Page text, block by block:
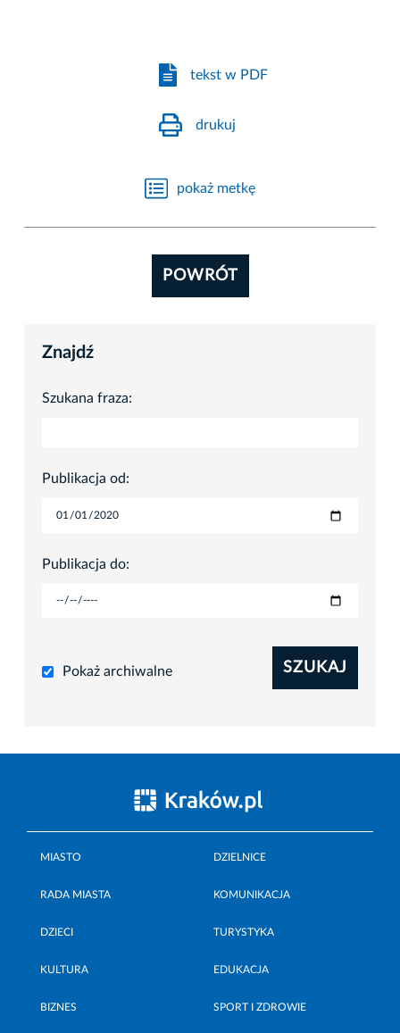
tekst w PDF
drukuj
pokaż metkę
POWRÓT
Znajdź
Szukana fraza:
Publikacja od:
Publikacja do:
Pokaż archiwalne SZUKAJ
MIASTO DZIELNICE
RADA MIASTA KOMUNIKACJA
DZIECI TURYSTYKA
KULTURA EDUKACJA
BIZNES SPORT I ZDROWIE